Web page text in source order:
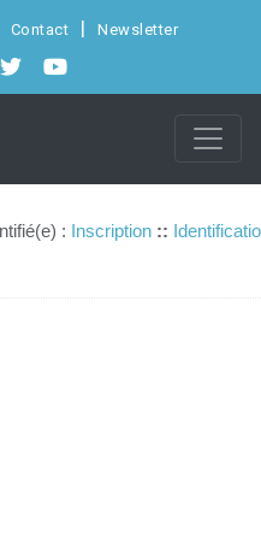
Contact Newsletter
: Inscription ::